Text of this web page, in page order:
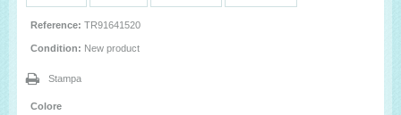
Reference: TR91641520
Condition: New product
Stampa
Colore